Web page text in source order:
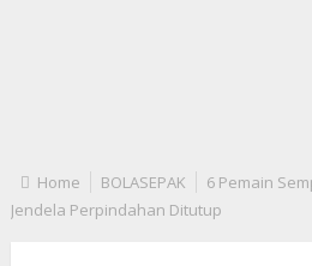
Home BOLASEPAK
6 Pemain
Jendela Perpindahan Ditutup